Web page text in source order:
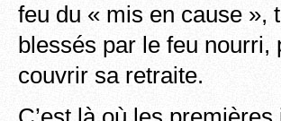
feu du « mis en cause »,
blessés par le feu
couvrir sa retraite.